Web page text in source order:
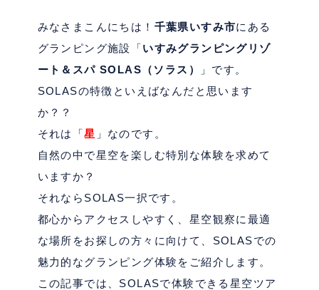
みなさまこんにちは！ 千葉県いすみ市にある
グランピング施設「いすみグランピングリゾ
ート＆スパ SOLAS （ソラス）
」です。
SOLASの特徴といえばなんだと思います
か？？
それは「星 」なのです。
自然の中で星空を楽しむ特別な体験を求めて
いますか？
それなら SOLAS一択です。
都心からアクセスしやすく、星空観察に最適
な場所をお探しの方々に向けて、 SOLASでの
魅力的なグランピング体験をご紹介します。
この記事では、 SOLASで体験できる星空ツア